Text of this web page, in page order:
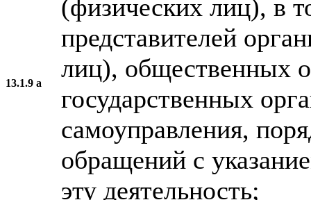
13.1.9 а
(физических лиц), в
представителей
лиц), общественных
государственных
самоуправления,
обращений с
эту деятельность;